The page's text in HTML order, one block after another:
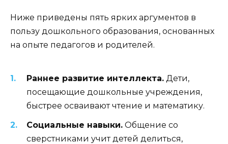
Ниже приведены пять ярких аргументов в
пользу дошкольного образования, основанных
на опыте педагогов и родителей.
Раннее развитие интеллекта. Дети,
посещающие дошкольные учреждения,
быстрее осваивают чтение и математику.
Социальные навыки. Общение со
сверстниками учит детей делиться,